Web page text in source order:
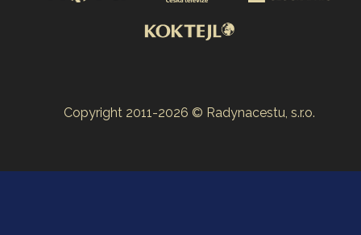
Copyright 2011-2026 © Radynacestu, s.r.o.